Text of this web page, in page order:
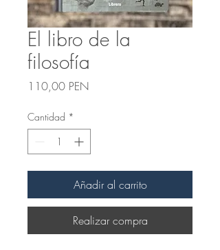
El libro de la
filosofía
110,00 PENPrecio
Cantidad *
Añadir al carrito
Realizar compra